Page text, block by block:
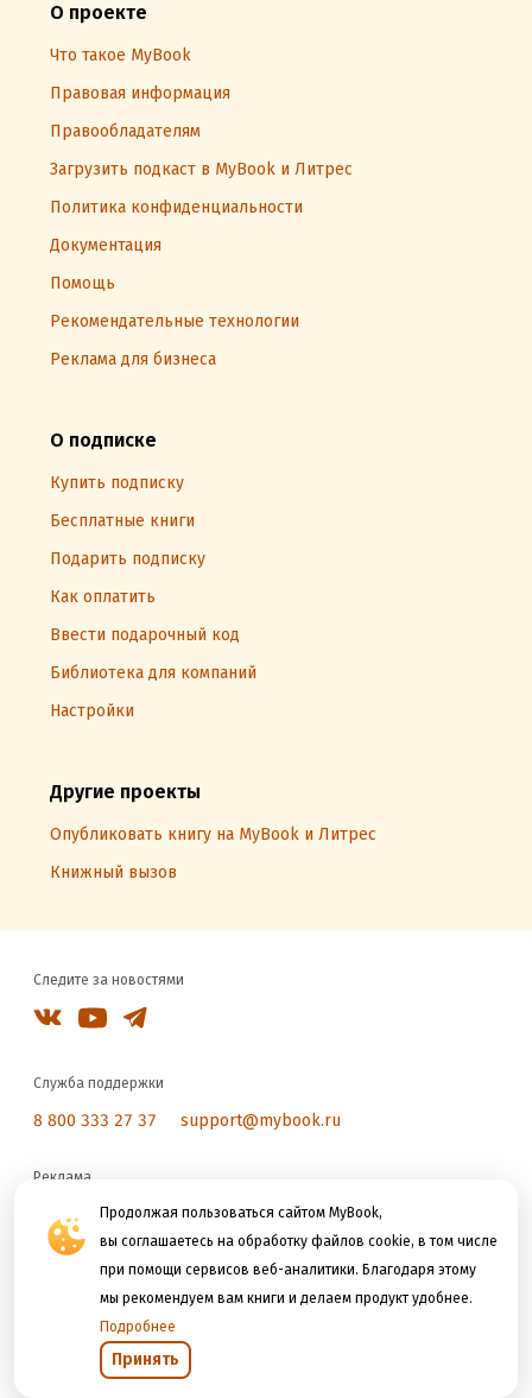
Продолжая пользоваться сайтом MyBook,
вы соглашаетесь на обработку файлов cookie, в том числе
при помощи сервисов веб-аналитики. Благодаря этому
мы рекомендуем вам книги и делаем продукт удобнее.
Подробнее
Принять
О проекте
Что такое MyBook
Правовая информация
Правообладателям
Загрузить подкаст в MyBook и Литрес
Политика конфиденциальности
Документация
Помощь
Рекомендательные технологии
Реклама для бизнеса
О подписке
Купить подписку
Бесплатные книги
Подарить подписку
Как оплатить
Ввести подарочный код
Библиотека для компаний
Настройки
Другие проекты
Опубликовать книгу на MyBook и Литрес
Книжный вызов
Следите за новостями
Служба поддержки
8 800 333 27 37 support@mybook.ru
Реклама
reklama@litres.ru
Мы принимаем к оплате
Открыть в приложении